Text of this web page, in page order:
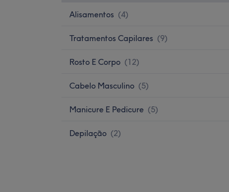
Alisamentos (4)
Tratamentos Capilares (9)
Rosto E Corpo (12)
Cabelo Masculino (5)
Manicure E Pedicure (5)
Depilação (2)